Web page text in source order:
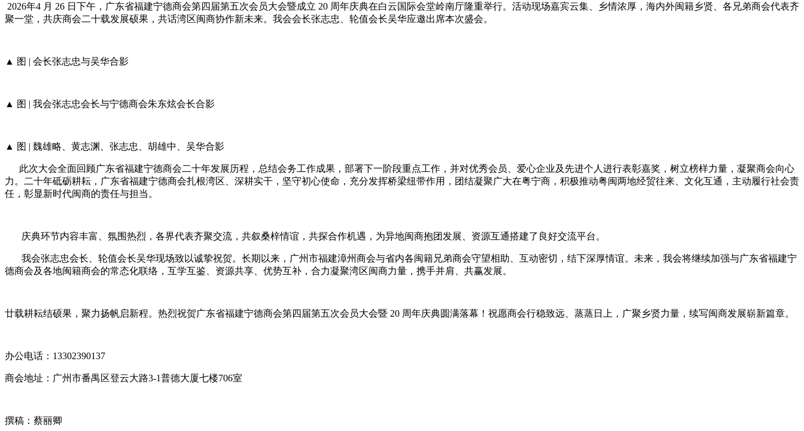
2026年4 月 26 日下午，广东省福建宁德商会第四届第五次会员大会暨成立 20 周年庆典在白云国际会堂岭南厅隆重举行。活动现场嘉宾云集、乡情浓厚，海内外闽籍乡贤、各兄弟商会代表齐
聚一堂，共庆商会二十载发展硕果，共话湾区闽商协作新未来。我会会长张志忠、轮值会长吴华应邀出席本次盛会。
▲ 图 | 会长张志忠与吴华合影
▲ 图 | 我会张志忠会长与宁德商会朱东炫会长合影
▲ 图 | 魏雄略、黄志渊、张志忠、胡雄中、吴华合影
此次大会全面回顾广东省福建宁德商会二十年发展历程，总结会务工作成果，部署下一阶段重点工作，并对优秀会员、爱心企业及先进个人进行表彰嘉奖，树立榜样力量，凝聚商会向心
力。二十年砥砺耕耘，广东省福建宁德商会扎根湾区、深耕实干，坚守初心使命，充分发挥桥梁纽带作用，团结凝聚广大在粤宁商，积极推动粤闽两地经贸往来、文化互通，主动履行社会责
任，彰显新时代闽商的责任与担当。
庆典环节内容丰富、氛围热烈，各界代表齐聚交流，共叙桑梓情谊，共探合作机遇，为异地闽商抱团发展、资源互通搭建了良好交流平台。
我会张志忠会长、轮值会长吴华现场致以诚挚祝贺。长期以来，广州市福建漳州商会与省内各闽籍兄弟商会守望相助、互动密切，结下深厚情谊。未来，我会将继续加强与广东省福建宁
德商会及各地闽籍商会的常态化联络，互学互鉴、资源共享、优势互补，合力凝聚湾区闽商力量，携手并肩、共赢发展。
廿载耕耘结硕果，聚力扬帆启新程。热烈祝贺广东省福建宁德商会第四届第五次会员大会暨 20 周年庆典圆满落幕！祝愿商会行稳致远、蒸蒸日上，广聚乡贤力量，续写闽商发展崭新篇章。
办公电话：13302390137
商会地址：广州市番禺区登云大路3-1普德大厦七楼706室
撰稿：蔡丽卿